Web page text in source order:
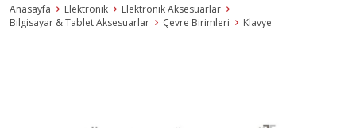
Anasayfa Elektronik
Elektronik Aksesuarlar
Bilgisayar & Tablet Aksesuarlar
Çevre Birimleri Klavye